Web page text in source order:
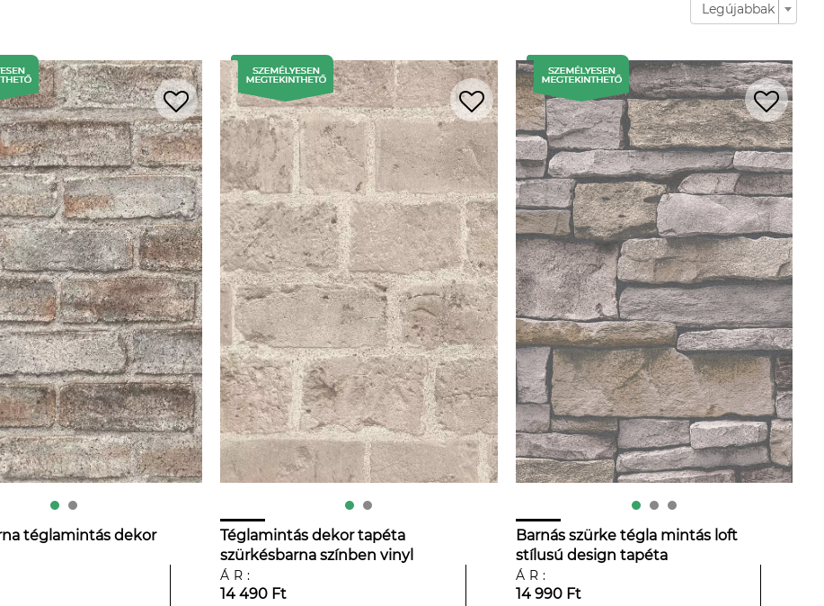
Legújabbak
téglamintás dekor
Téglamintás dekor tapéta
szürkésbarna színben vinyl
mosható
ÁR:
14 490 Ft
Barnás szürke tégla mintás loft
stílusú design tapéta
ÁR:
14 990 Ft